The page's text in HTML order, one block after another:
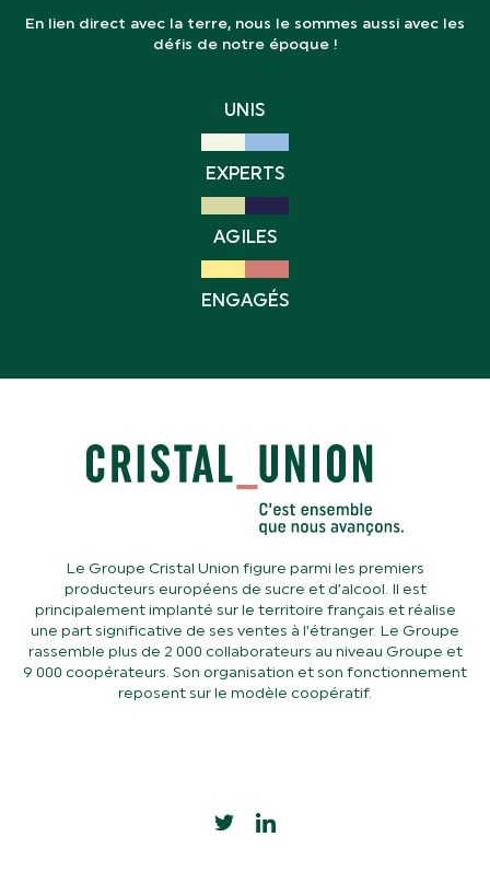
En lien direct avec la terre, nous le sommes aussi avec les
défis de notre époque !
UNIS
EXPERTS
AGILES
ENGAGÉS
Le Groupe Cristal Union figure parmi les premiers
producteurs européens de sucre et d’alcool. Il est
principalement implanté sur le territoire français et réalise
une part significative de ses ventes à l’étranger. Le Groupe
rassemble plus de 2 000 collaborateurs au niveau Groupe et
9 000 coopérateurs. Son organisation et son fonctionnement
reposent sur le modèle coopératif.